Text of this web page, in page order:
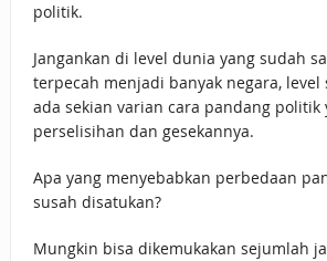
politik.
Jangankan di level dunia yang sudah
terpecah menjadi banyak negara, level
ada sekian varian cara pandang politik
perselisihan dan gesekannya.
Apa yang menyebabkan perbedaan
susah disatukan?
Mungkin bisa dikemukakan sejumlah